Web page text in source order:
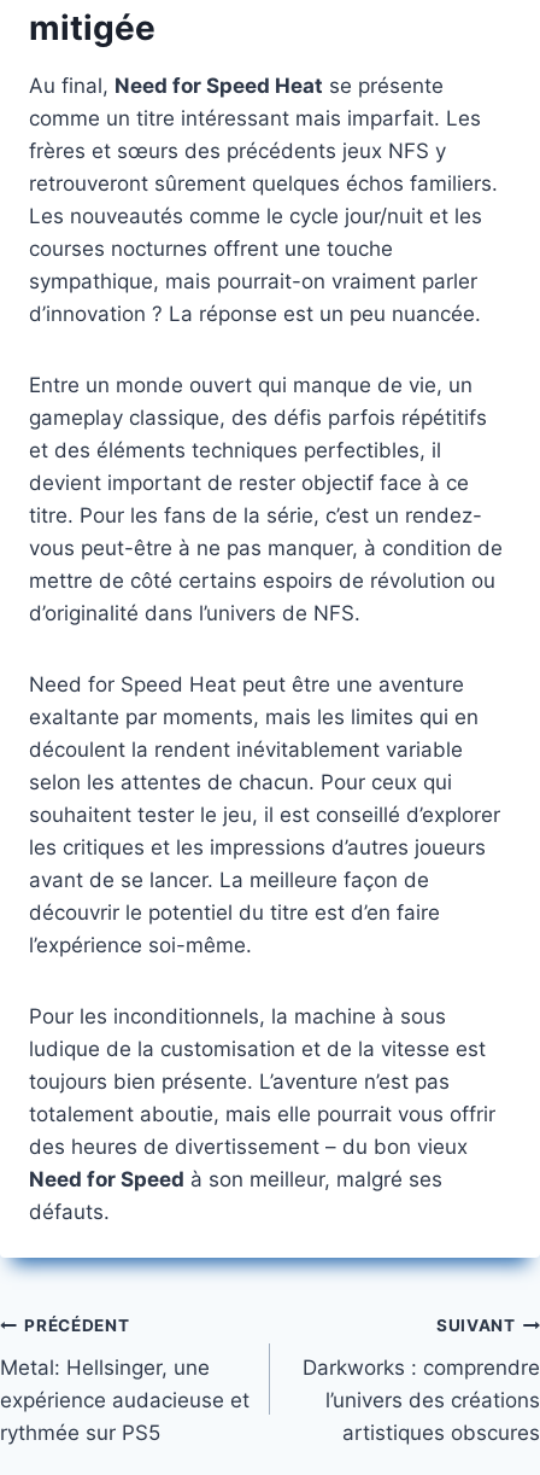
mitigée
Au final, Need for Speed Heat se présente
comme un titre intéressant mais imparfait. Les
frères et sœurs des précédents jeux NFS y
retrouveront sûrement quelques échos familiers.
Les nouveautés comme le cycle jour/nuit et les
courses nocturnes offrent une touche
sympathique, mais pourrait-on vraiment parler
d’innovation ? La réponse est un peu nuancée.
Entre un monde ouvert qui manque de vie, un
gameplay classique, des défis parfois répétitifs
et des éléments techniques perfectibles, il
devient important de rester objectif face à ce
titre. Pour les fans de la série, c’est un rendez-
vous peut-être à ne pas manquer, à condition de
mettre de côté certains espoirs de révolution ou
d’originalité dans l’univers de NFS.
Need for Speed Heat peut être une aventure
exaltante par moments, mais les limites qui en
découlent la rendent inévitablement variable
selon les attentes de chacun. Pour ceux qui
souhaitent tester le jeu, il est conseillé d’explorer
les critiques et les impressions d’autres joueurs
avant de se lancer. La meilleure façon de
découvrir le potentiel du titre est d’en faire
l’expérience soi-même.
Pour les inconditionnels, la machine à sous
ludique de la customisation et de la vitesse est
toujours bien présente. L’aventure n’est pas
totalement aboutie, mais elle pourrait vous offrir
des heures de divertissement – du bon vieux
Need for Speed à son meilleur, malgré ses
défauts.
Navigation
de
l’article
PRÉCÉDENT
Metal: Hellsinger, une
expérience audacieuse et
rythmée sur PS5
SUIVANT
Darkworks : comprendre
l’univers des créations
artistiques obscures